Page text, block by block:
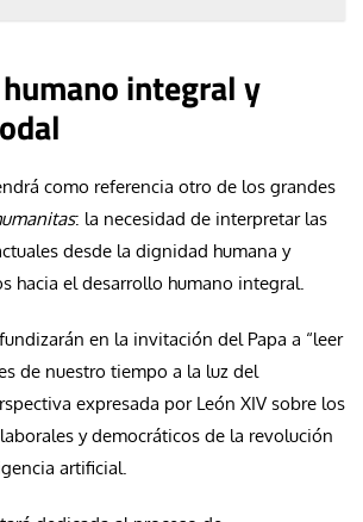
integral y
como referencia otro de los grandes
: la necesidad de interpretar las
desde la dignidad humana y
hacia el desarrollo humano integral.
en la invitación del Papa a “leer
de nuestro tiempo a la luz del
expresada por León XIV sobre los
y democráticos de la revolución
artificial.